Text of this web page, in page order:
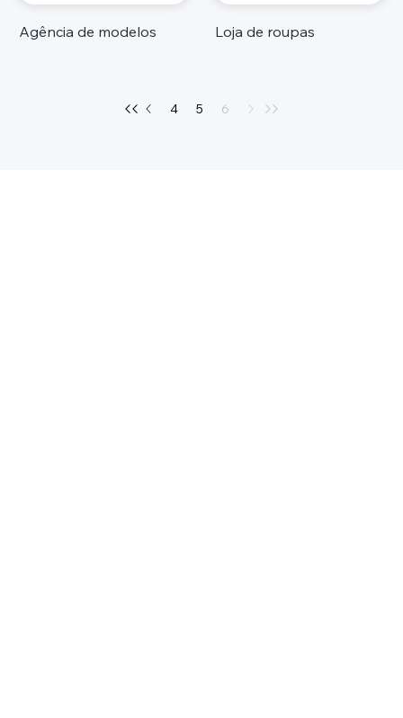
Agência de modelos Loja de roupas
4 5 6